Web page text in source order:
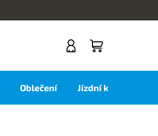
KOŠÍK
Oblečení Jízdní kola